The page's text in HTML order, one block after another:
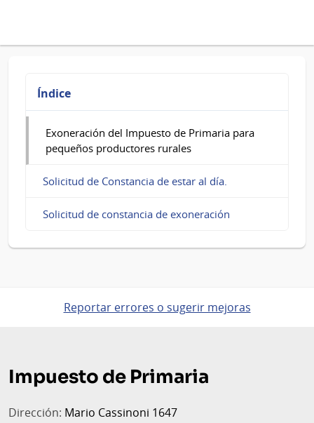
para
del
Impuesto
Primaria
para
pequeños
rurales
Índice
Exoneración del Impuesto de Primaria para
pequeños productores rurales
Solicitud de Constancia de estar al día.
Solicitud de constancia de exoneración
Reportar errores o sugerir mejoras
de
página
Impuesto de Primaria
Dirección: Mario Cassinoni 1647